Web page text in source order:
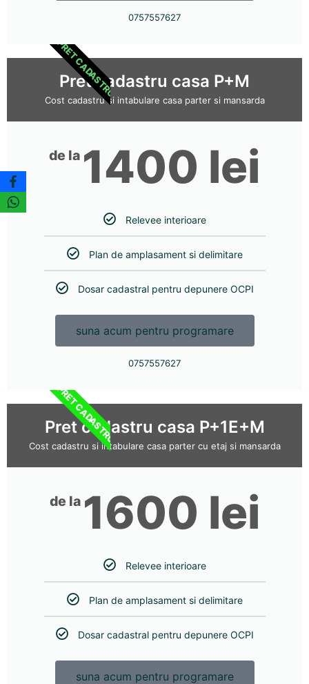
0757557627
PRET CADASTRU
Pret cadastru casa P+M
Cost cadastru si intabulare casa parter si mansarda
de la 1400 lei
Relevee interioare
Plan de amplasament si delimitare
Dosar cadastral pentru depunere OCPI
suna acum pentru programare
0757557627
PRET CADASTRU
Pret cadastru casa P+1E+M
Cost cadastru si intabulare casa parter cu etaj si mansarda
de la 1600 lei
Relevee interioare
Plan de amplasament si delimitare
Dosar cadastral pentru depunere OCPI
suna acum pentru programare